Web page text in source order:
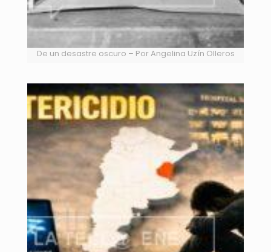
De un desastre oscuro – Por Angelina Uzín Olleros